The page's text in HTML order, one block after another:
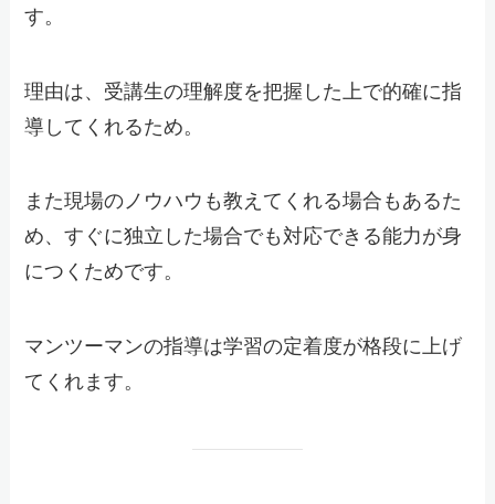
す。
理由は、受講生の理解度を把握した上で的確に指
導してくれるため。
また現場のノウハウも教えてくれる場合もあるた
め、すぐに独立した場合でも対応できる能力が身
につくためです。
マンツーマンの指導は学習の定着度が格段に上げ
てくれます。